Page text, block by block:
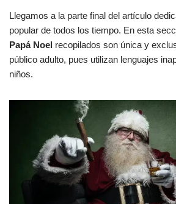
Llegamos a la parte final del artículo
popular de todos los tiempo. En esta
Papá Noel recopilados son única y
público adulto, pues utilizan lenguajes
niños.